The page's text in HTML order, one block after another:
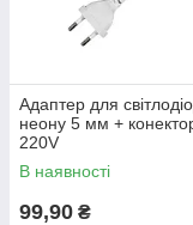
Адаптер для
неону 5 мм +
220V
В наявності
99,90 ₴